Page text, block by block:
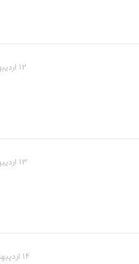
۱۲ اردیبهشت ۱۴۰۴ در ۱:۱۸ ب.ظ
۱۳ اردیبهشت ۱۴۰۴ در ۶:۴۰ ق.ظ
۱۴ اردیبهشت ۱۴۰۴ در ۱۲:۳۱ ق.ظ